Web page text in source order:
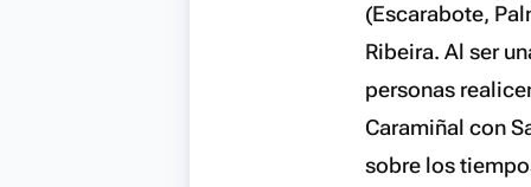
(Escarabote,
Ribeira. Al ser
personas
Caramiñal con
sobre los